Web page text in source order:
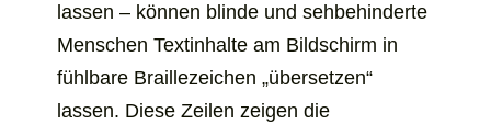
lassen – können blinde und sehbehinderte
Menschen Textinhalte am Bildschirm in
fühlbare Braillezeichen „übersetzen“
lassen. Diese Zeilen zeigen die